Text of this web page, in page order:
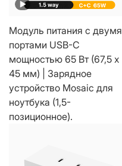
Модуль питания с двумя
портами USB-C
мощностью 65 Вт (67,5 x
45 мм) | Зарядное
устройство Mosaic для
ноутбука (1,5-
позиционное).